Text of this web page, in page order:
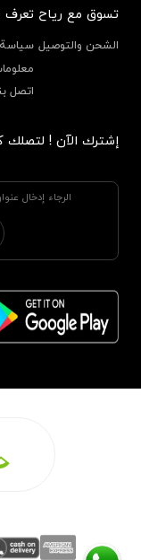
تسوق مع رياح
الشحن والتوصيل
تعرف
سياسة
اتصل
إشترك الآن ! لتصلك